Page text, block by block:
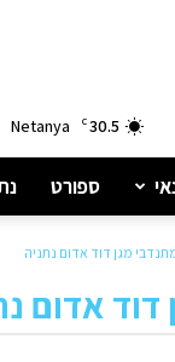
30.5
C
Netanya
ספורט
מגן דוד אדום נתניה
אדום